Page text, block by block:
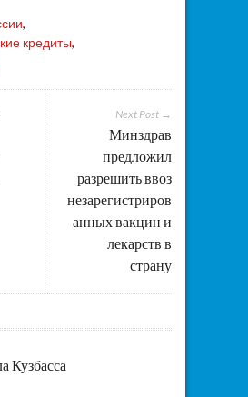
,
кредиты,
Next Post →
Минздрав
предложил
разрешить ввоз
незарегистриров
анных вакцин и
лекарств в
страну
Кузбасса